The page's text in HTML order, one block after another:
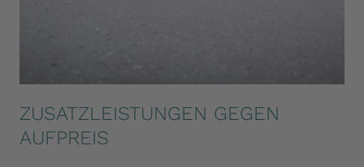
ZUSATZLEISTUNGEN GEGEN
AUFPREIS